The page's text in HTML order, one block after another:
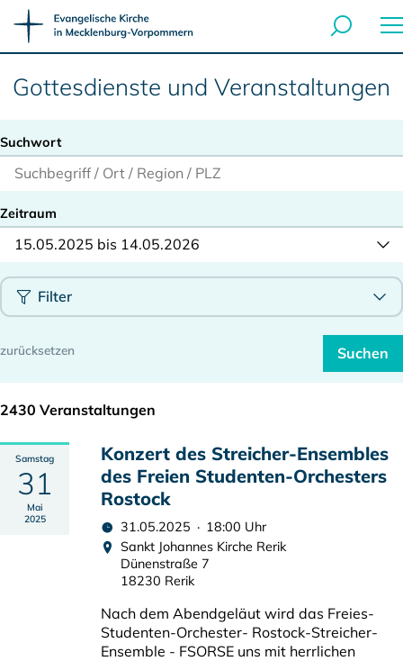
Gottesdienste und Veranstaltungen
Suchwort
Zeitraum
15.05.2025 bis 14.05.2026
Filter
2430 Veranstaltungen
Samstag
31
Mai
2025
Konzert des Streicher-Ensembles
des Freien Studenten-Orchesters
Rostock
31.05.2025 · 18:00 Uhr
Sankt Johannes Kirche Rerik
Dünenstraße 7
18230 Rerik
Nach dem Abendgeläut wird das Freies-
Studenten-Orchester- Rostock-Streicher-
Ensemble - FSORSE uns mit herrlichen